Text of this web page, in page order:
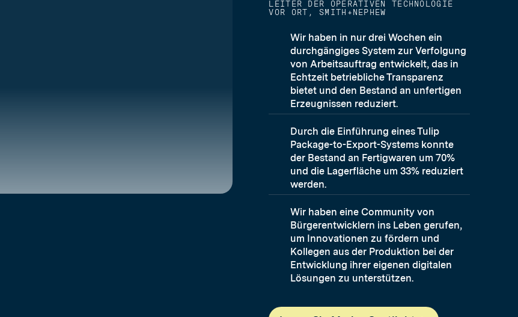
LEITER DER OPERATIVEN TECHNOLOGIE
VOR ORT, SMITH+NEPHEW
Wir haben in nur drei Wochen ein
durchgängiges System zur Verfolgung
von Arbeitsauftrag entwickelt, das in
Echtzeit betriebliche Transparenz
bietet und den Bestand an unfertigen
Erzeugnissen reduziert.
Durch die Einführung eines Tulip
Package-to-Export-Systems konnte
der Bestand an Fertigwaren um 70%
und die Lagerfläche um 33% reduziert
werden.
Wir haben eine Community von
Bürgerentwicklern ins Leben gerufen,
um Innovationen zu fördern und
Kollegen aus der Produktion bei der
Entwicklung ihrer eigenen digitalen
Lösungen zu unterstützen.